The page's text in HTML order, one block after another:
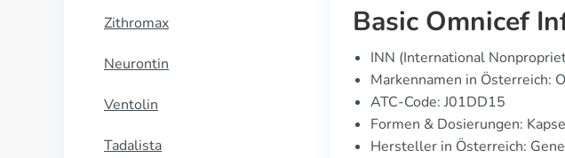
Zithromax
Neurontin
Ventolin
Tadalista
Basic Omnicef
INN (International
Markennamen in Österreich:
ATC-Code: J01DD15
Formen & Dosierungen:
Hersteller in Österreich: